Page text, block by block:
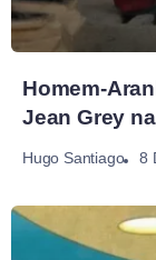
Homem-
Jean Grey
Hugo Santiago 8